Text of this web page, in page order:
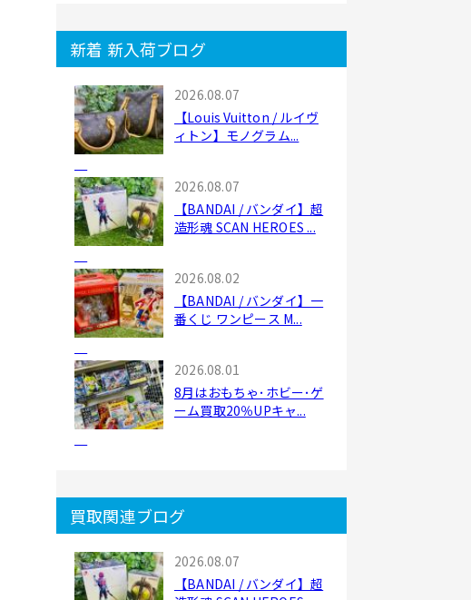
新着 新入荷ブログ
2026.08.07
【Louis Vuitton / ルイヴ
ィトン】モノグラム...
2026.08.07
【BANDAI / バンダイ】超
造形魂 SCAN HEROES ...
2026.08.02
【BANDAI / バンダイ】一
番くじ ワンピース M...
2026.08.01
8月はおもちゃ･ホビー･ゲ
ーム買取20％UPキャ...
買取関連ブログ
2026.08.07
【BANDAI / バンダイ】超